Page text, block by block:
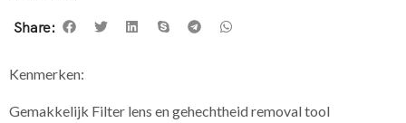
Share:
Kenmerken:
Gemakkelijk Filter lens en gehechtheid removal tool